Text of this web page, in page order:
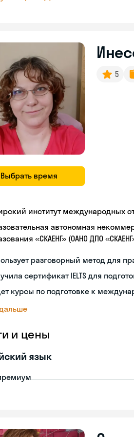
Выбрать время
5
институт международных
автономная
«СКАЕНГ» (ОАНО ДПО
разговорный метод для
сертификат IELTS для
курсы по подготовке к
и цены
язык